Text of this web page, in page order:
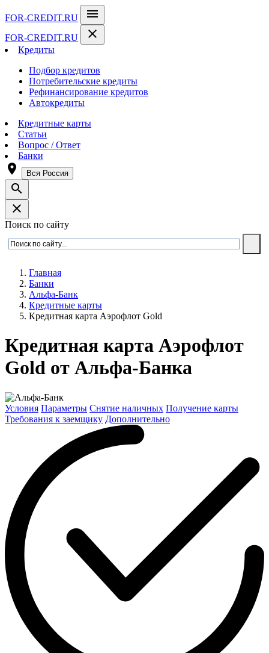
FOR-CREDIT.RU menu
FOR-CREDIT.RU close
Кредиты
Подбор кредитов
Потребительские кредиты
Рефинансирование кредитов
Автокредиты
Кредитные карты
Статьи
Вопрос / Ответ
Банки
room Вся Россия
search
close
Поиск по сайту
Главная
Банки
Альфа-Банк
Кредитные карты
Кредитная карта Аэрофлот Gold
Кредитная карта Аэрофлот
Gold от Альфа-Банка
Условия Параметры Снятие наличных Получение карты
Требования к заемщику Дополнительно